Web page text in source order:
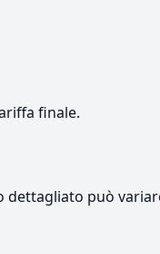
finale.
dettagliato può